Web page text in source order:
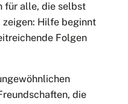
für alle, die selbst
Hilfe beginnt
Folgen
die